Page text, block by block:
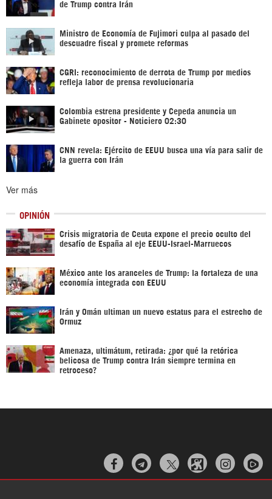
de Trump contra Irán
Ministro de Economía de Fujimori culpa al pasado del
descuadre fiscal y promete reformas
CGRI: reconocimiento de derrota de Trump por medios
refleja labor de prensa revolucionaria
Colombia estrena presidente y Cepeda anuncia un
Gabinete opositor - Noticiero 02:30
CNN revela: Ejército de EEUU busca una vía para salir de
la guerra con Irán
Ver más
OPINIÓN
Crisis migratoria de Ceuta expone el precio oculto del
desafío de España al eje EEUU-Israel-Marruecos
México ante los aranceles de Trump: la fortaleza de una
economía integrada con EEUU
Irán y Omán ultiman un nuevo estatus para el estrecho de
Ormuz
Amenaza, ultimátum, retirada: ¿por qué la retórica
belicosa de Trump contra Irán siempre termina en
retroceso?
  